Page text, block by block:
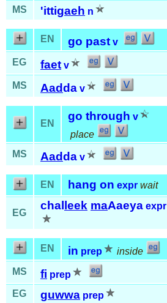
MS
'ittigaeh n
EN go past v
EG
faet v
MS Aadda v
EN
go through v
place
MS
Aadda v
EN hang on expr wait
EG
chal leek maAaeya expr
EN in prep
inside
MS
fi prep
EG guwwa prep